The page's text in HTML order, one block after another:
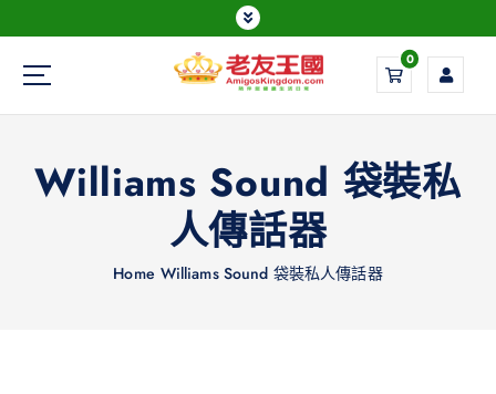
Everything is possible
0
Williams Sound 袋裝私
人傳話器
Home Williams Sound 袋裝私人傳話器